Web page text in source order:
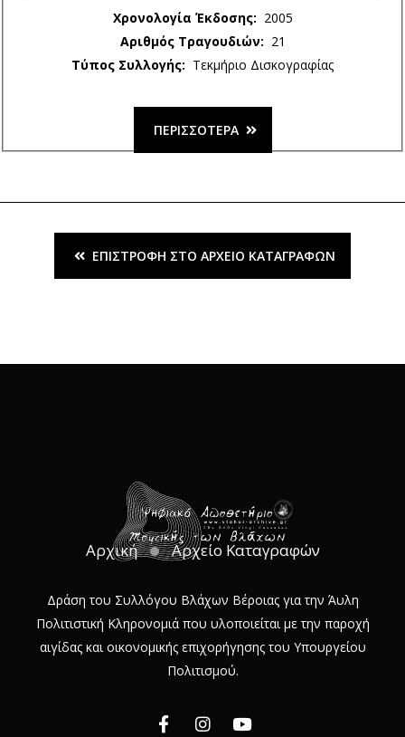
Αρχική Αρχείο Καταγραφών
Χρονολογία Έκδοσης: 2005
Αριθμός Τραγουδιών: 21
Τύπος Συλλογής: Τεκμήριο Δισκογραφίας
ΠΕΡΙΣΣΌΤΕΡΑ
ΕΠΙΣΤΡΟΦΉ ΣΤΟ ΑΡΧΕΊΟ ΚΑΤΑΓΡΑΦΏΝ
Δράση του Συλλόγου Βλάχων Βέροιας για την Άυλη
Πολιτιστική Κληρονομιά που υλοποιείται με την παροχή
αιγίδας και οικονομικής επιχορήγησης του Υπουργείου
Πολιτισμού.